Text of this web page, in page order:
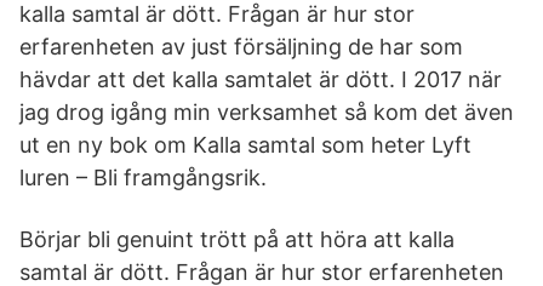
kalla samtal är dött. Frågan är hur stor
erfarenheten av just försäljning de har som
hävdar att det kalla samtalet är dött. I 2017 när
jag drog igång min verksamhet så kom det även
ut en ny bok om Kalla samtal som heter Lyft
luren – Bli framgångsrik.
Börjar bli genuint trött på att höra att kalla
samtal är dött. Frågan är hur stor erfarenheten